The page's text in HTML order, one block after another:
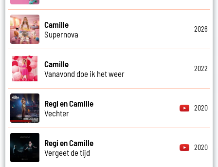
Camille
Supernova
2026
Camille
Vanavond doe ik het weer
2022
Regi en Camille
Vechter
2020
Regi en Camille
Vergeet de tijd
2020